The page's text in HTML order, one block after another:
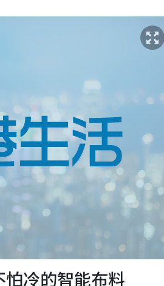
冷的智能布料